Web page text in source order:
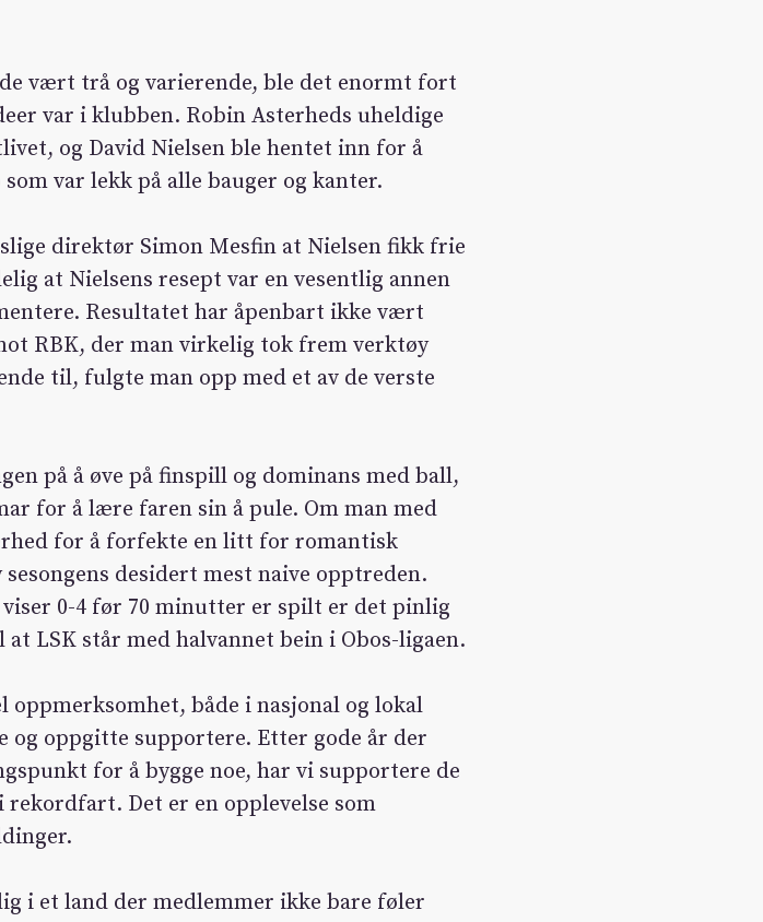
vært trå og varierende, ble det enormt fort
var i klubben. Robin Asterheds uheldige
og David Nielsen ble hentet inn for å
var lekk på alle bauger og kanter.
direktør Simon Mesfin at Nielsen fikk frie
at Nielsens resept var en vesentlig annen
Resultatet har åpenbart ikke vært
RBK, der man virkelig tok frem verktøy
til, fulgte man opp med et av de verste
på å øve på finspill og dominans med ball,
for å lære faren sin å pule. Om man med
for å forfekte en litt for romantisk
desidert mest naive opptreden.
0-4 før 70 minutter er spilt er det pinlig
LSK står med halvannet bein i Obos-ligaen.
både i nasjonal og lokal
oppgitte supportere. Etter gode år der
for å bygge noe, har vi supportere de
rekordfart. Det er en opplevelse som
i et land der medlemmer ikke bare føler